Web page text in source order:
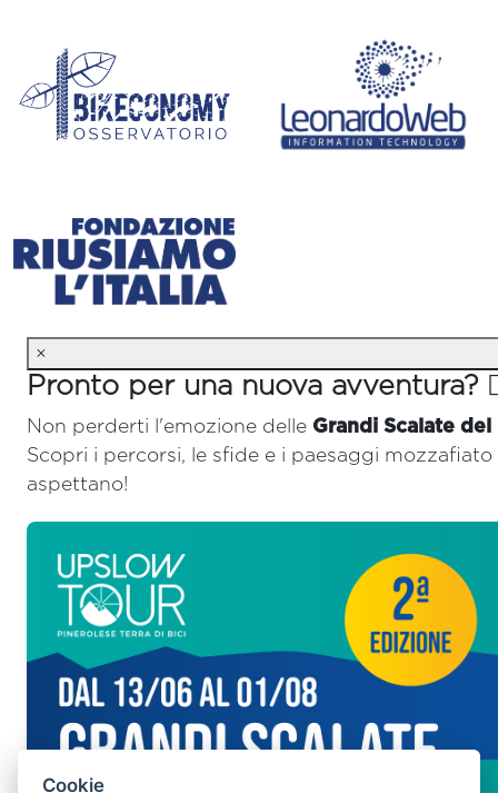
Cookie
×
Pronto per una nuova avventura?
Non perderti l'emozione delle Grandi Scalate
Scopri i percorsi, le sfide e i paesaggi mozzafiato
aspettano!